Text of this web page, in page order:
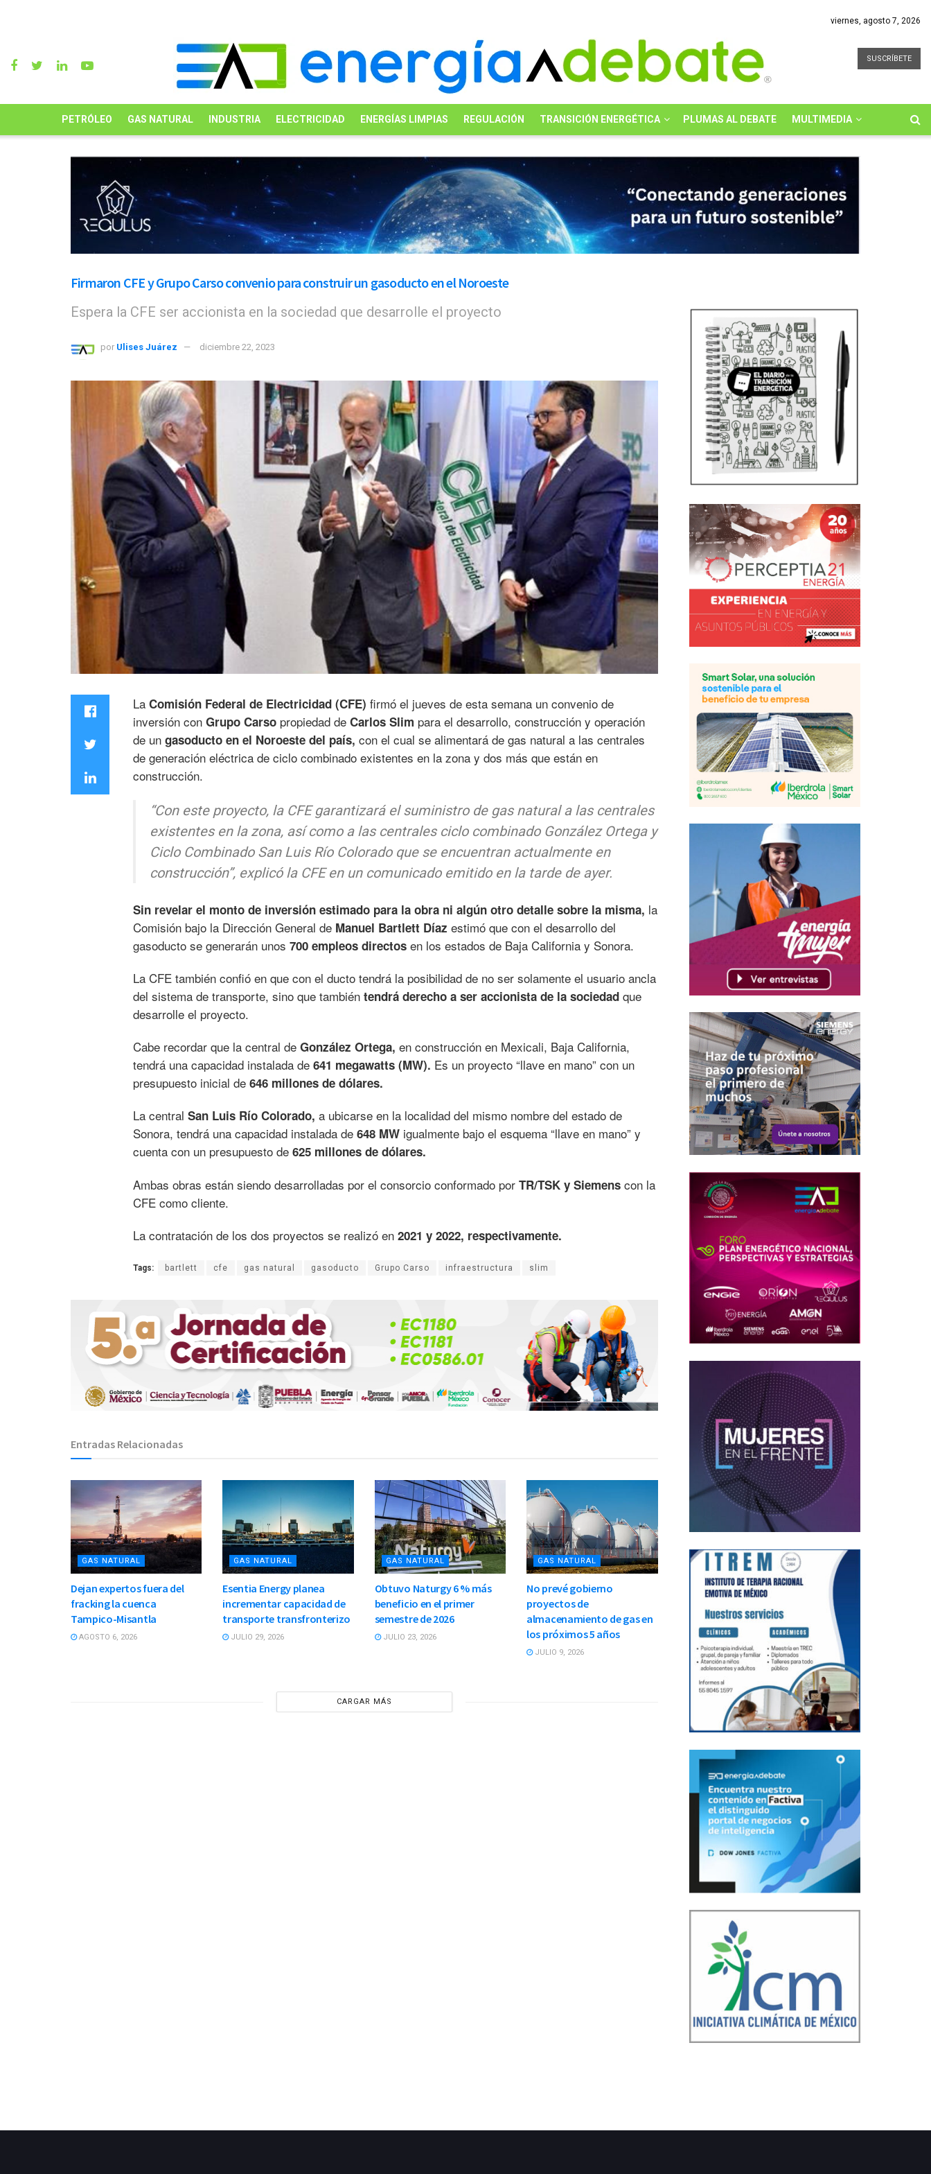
viernes, agosto 7, 2026
SUSCRÍBETE
PETRÓLEO GAS NATURAL INDUSTRIA ELECTRICIDAD ENERGÍAS LIMPIAS REGULACIÓN TRANSICIÓN ENERGÉTICA PLUMAS AL DEBATE MULTIMEDIA
Firmaron CFE y Grupo Carso convenio para construir un gasoducto en el Noroeste
Espera la CFE ser accionista en la sociedad que desarrolle el proyecto
por Ulises Juárez diciembre 22, 2023
La Comisión Federal de Electricidad (CFE) firmó el jueves de esta semana un convenio de
inversión con Grupo Carso propiedad de Carlos Slim para el desarrollo, construcción y operación
de un gasoducto en el Noroeste del país, con el cual se alimentará de gas natural a las centrales
de generación eléctrica de ciclo combinado existentes en la zona y dos más que están en
construcción.
“Con este proyecto, la CFE garantizará el suministro de gas natural a las centrales
existentes en la zona, así como a las centrales ciclo combinado González Ortega y
Ciclo Combinado San Luis Río Colorado que se encuentran actualmente en
construcción”, explicó la CFE en un comunicado emitido en la tarde de ayer.
Sin revelar el monto de inversión estimado para la obra ni algún otro detalle sobre la misma, la
Comisión bajo la Dirección General de Manuel Bartlett Díaz estimó que con el desarrollo del
gasoducto se generarán unos 700 empleos directos en los estados de Baja California y Sonora.
La CFE también confió en que con el ducto tendrá la posibilidad de no ser solamente el usuario ancla
del sistema de transporte, sino que también tendrá derecho a ser accionista de la sociedad que
desarrolle el proyecto.
Cabe recordar que la central de González Ortega, en construcción en Mexicali, Baja California,
tendrá una capacidad instalada de 641 megawatts (MW). Es un proyecto “llave en mano” con un
presupuesto inicial de 646 millones de dólares.
La central San Luis Río Colorado, a ubicarse en la localidad del mismo nombre del estado de
Sonora, tendrá una capacidad instalada de 648 MW igualmente bajo el esquema “llave en mano” y
cuenta con un presupuesto de 625 millones de dólares.
Ambas obras están siendo desarrolladas por el consorcio conformado por TR/TSK y Siemens con la
CFE como cliente.
La contratación de los dos proyectos se realizó en 2021 y 2022, respectivamente.
Tags: bartlett cfe gas natural gasoducto Grupo Carso infraestructura slim
Entradas Relacionadas
GAS NATURAL
Dejan expertos fuera del
fracking la cuenca
Tampico-Misantla
AGOSTO 6, 2026
GAS NATURAL
Esentia Energy planea
incrementar capacidad de
transporte transfronterizo
JULIO 29, 2026
GAS NATURAL
Obtuvo Naturgy 6 % más
beneficio en el primer
semestre de 2026
JULIO 23, 2026
GAS NATURAL
No prevé gobierno
proyectos de
almacenamiento de gas en
los próximos 5 años
JULIO 9, 2026
CARGAR MÁS